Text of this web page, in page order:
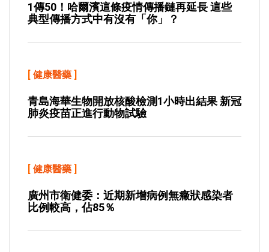
1傳50！哈爾濱這條疫情傳播鏈再延長 這些
典型傳播方式中有沒有「你」？
[ 健康醫藥 ]
青島海華生物開放核酸檢測1小時出結果 新冠
肺炎疫苗正進行動物試驗
[ 健康醫藥 ]
廣州市衛健委：近期新增病例無癥狀感染者
比例較高，佔85％